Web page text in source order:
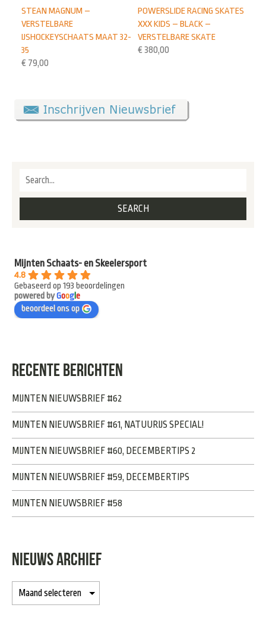
POWERSLIDE RACING SKATES
XXX KIDS – BLACK –
VERSTELBARE SKATE
€ 380,00
STEAN MAGNUM –
VERSTELBARE
IJSHOCKEYSCHAATS MAAT 32-
35
€ 79,00
Mijnten Schaats- en Skeelersport
4.8
Gebaseerd op 193 beoordelingen
powered byGooge
beoordeel ons op
RECENTE BERICHTEN
MIJNTEN NIEUWSBRIEF #62
MIJNTEN NIEUWSBRIEF #61, NATUURIJS SPECIAL!
MIJNTEN NIEUWSBRIEF #60, DECEMBERTIPS 2
MIJNTEN NIEUWSBRIEF #59, DECEMBERTIPS
MIJNTEN NIEUWSBRIEF #58
NIEUWS ARCHIEF